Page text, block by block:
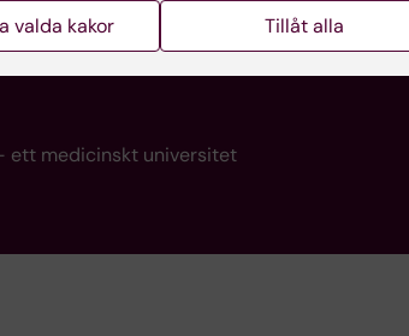
ett medicinskt universitet
valda kakor Tillåt alla